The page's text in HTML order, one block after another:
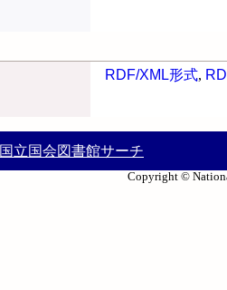
RDF/XML形式,
国立国会図書館サーチ
Copyright ©